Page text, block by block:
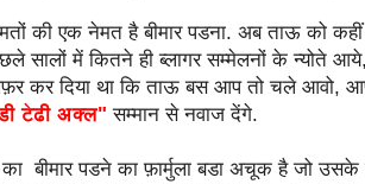
की एक नेमत है बीमार पडना. अब ताऊ को कहीं
सालों में कितने ही ब्लागर सम्मेलनों के न्योते
कर दिया था कि ताऊ बस आप तो चले आवो,
टेढी अक्ल"सम्मान से नवाज देंगे.
बीमार पडने का फ़ार्मुला बडा अचूक है जो